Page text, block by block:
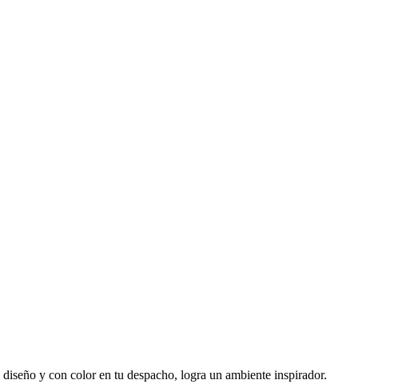
y con color en tu despacho, logra un ambiente inspirador.